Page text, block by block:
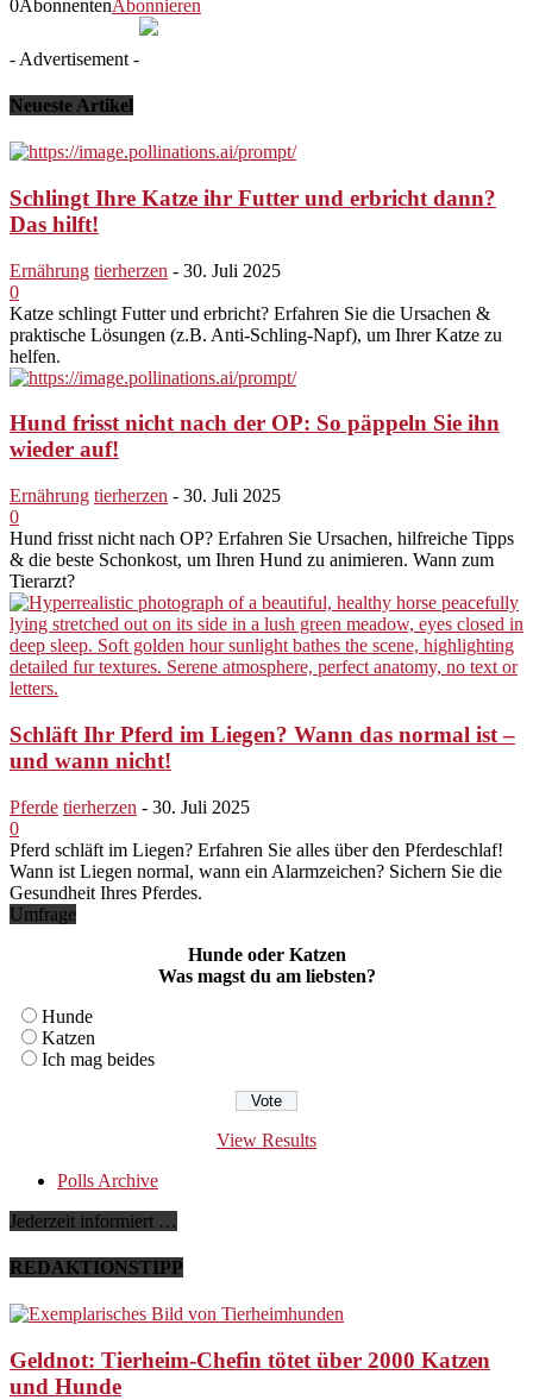
0AbonnentenAbonnieren
- Advertisement -
Neueste Artikel
Schlingt Ihre Katze ihr Futter und erbricht dann?
Das hilft!
Ernährung tierherzen - 30. Juli 2025
0
Katze schlingt Futter und erbricht? Erfahren Sie die Ursachen &
praktische Lösungen (z.B. Anti-Schling-Napf), um Ihrer Katze zu
helfen.
Hund frisst nicht nach der OP: So päppeln Sie ihn
wieder auf!
Ernährung tierherzen - 30. Juli 2025
0
Hund frisst nicht nach OP? Erfahren Sie Ursachen, hilfreiche Tipps
& die beste Schonkost, um Ihren Hund zu animieren. Wann zum
Tierarzt?
Schläft Ihr Pferd im Liegen? Wann das normal ist –
und wann nicht!
Pferde tierherzen - 30. Juli 2025
0
Pferd schläft im Liegen? Erfahren Sie alles über den Pferdeschlaf!
Wann ist Liegen normal, wann ein Alarmzeichen? Sichern Sie die
Gesundheit Ihres Pferdes.
Umfrage
Hunde oder Katzen
Was magst du am liebsten?
Hunde
Katzen
Ich mag beides
View Results
Polls Archive
Jederzeit informiert …
REDAKTIONSTIPP
Geldnot: Tierheim-Chefin tötet über 2000 Katzen
und Hunde